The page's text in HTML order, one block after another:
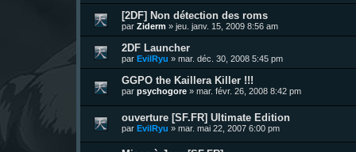
[2DF] Non détection des roms
par Ziderm » jeu. janv. 15, 2009 8:56 am
2DF Launcher
par EvilRyu » mar. déc. 30, 2008 5:45 pm
GGPO the Kaillera Killer !!!
par psychogore » mar. févr. 26, 2008 8:42 pm
ouverture [SF.FR] Ultimate Edition
par EvilRyu » mar. mai 22, 2007 6:00 pm